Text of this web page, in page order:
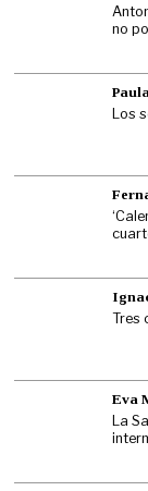
no
Los
Tres
Eva
La